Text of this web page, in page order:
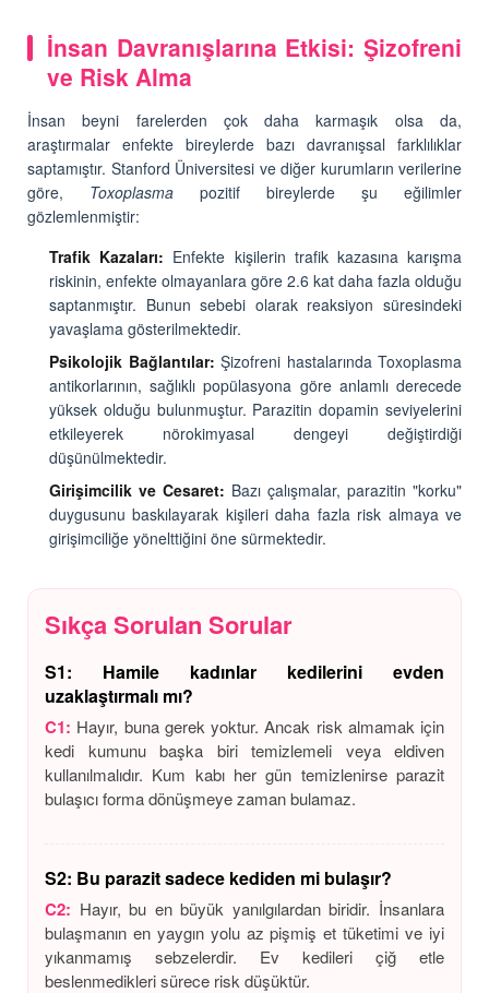
İnsan Davranışlarına Etkisi: Şizofreni
ve Risk Alma
İnsan beyni farelerden çok daha karmaşık olsa da,
araştırmalar enfekte bireylerde bazı davranışsal farklılıklar
saptamıştır. Stanford Üniversitesi ve diğer kurumların verilerine
göre, Toxoplasma pozitif bireylerde şu eğilimler
gözlemlenmiştir:
Trafik Kazaları: Enfekte kişilerin trafik kazasına karışma
riskinin, enfekte olmayanlara göre 2.6 kat daha fazla olduğu
saptanmıştır. Bunun sebebi olarak reaksiyon süresindeki
yavaşlama gösterilmektedir.
Psikolojik Bağlantılar: Şizofreni hastalarında Toxoplasma
antikorlarının, sağlıklı popülasyona göre anlamlı derecede
yüksek olduğu bulunmuştur. Parazitin dopamin seviyelerini
etkileyerek nörokimyasal dengeyi değiştirdiği
düşünülmektedir.
Girişimcilik ve Cesaret: Bazı çalışmalar, parazitin "korku"
duygusunu baskılayarak kişileri daha fazla risk almaya ve
girişimciliğe yönelttiğini öne sürmektedir.
Sıkça Sorulan Sorular
S1: Hamile kadınlar kedilerini evden
uzaklaştırmalı mı?
C1: Hayır, buna gerek yoktur. Ancak risk almamak için
kedi kumunu başka biri temizlemeli veya eldiven
kullanılmalıdır. Kum kabı her gün temizlenirse parazit
bulaşıcı forma dönüşmeye zaman bulamaz.
S2: Bu parazit sadece kediden mi bulaşır?
C2: Hayır, bu en büyük yanılgılardan biridir. İnsanlara
bulaşmanın en yaygın yolu az pişmiş et tüketimi ve iyi
yıkanmamış sebzelerdir. Ev kedileri çiğ etle
beslenmedikleri sürece risk düşüktür.